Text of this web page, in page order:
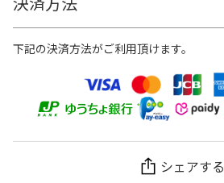
下記の決済方法がご利用頂けます。
シェアする